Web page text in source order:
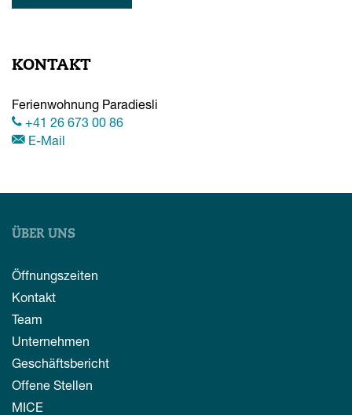
KONTAKT
Ferienwohnung Paradiesli
+41 26 673 00 86
E-Mail
ÜBER UNS
Öffnungszeiten
Kontakt
Team
Unternehmen
Geschäftsbericht
Offene Stellen
MICE